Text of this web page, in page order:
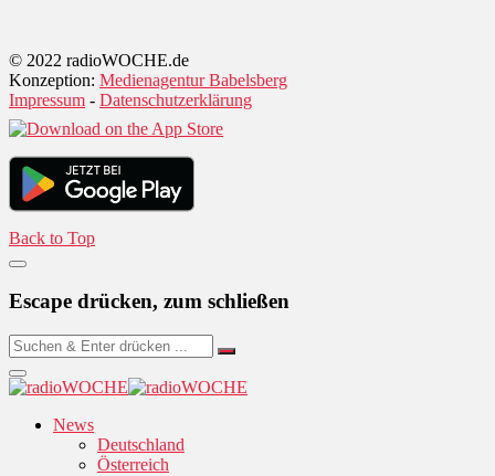
© 2022 radioWOCHE.de
Konzeption: Medienagentur Babelsberg
Impressum - Datenschutzerklärung
Back to Top
Escape drücken, zum schließen
News
Deutschland
Österreich